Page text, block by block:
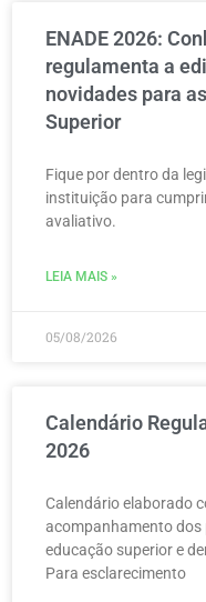
ENADE 2026:
regulamenta a
novidades para
Superior
Fique por dentro da
instituição para
avaliativo.
LEIA MAIS »
05/08/2026
Calendário
2026
Calendário elaborado
acompanhamento dos
educação superior e
Para esclarecimento